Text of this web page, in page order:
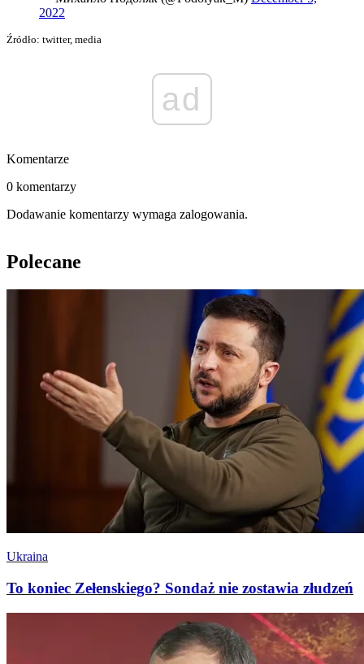
2022
Źródło: twitter, media
ad
Komentarze
0 komentarzy
Dodawanie komentarzy wymaga zalogowania.
Polecane
Ukraina
To koniec Zełenskiego? Sondaż nie zostawia złudzeń